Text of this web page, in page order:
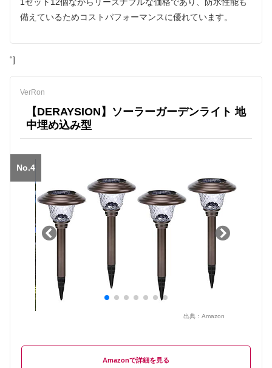
1セット12個ながらリーズナブルな価格であり、防水性能も
備えているためコストパフォーマンスに優れています。
“]
VerRon
【‎DERAYSION】ソーラーガーデンライト 地
中埋め込み型
No.4
出典： Amazon
Amazon